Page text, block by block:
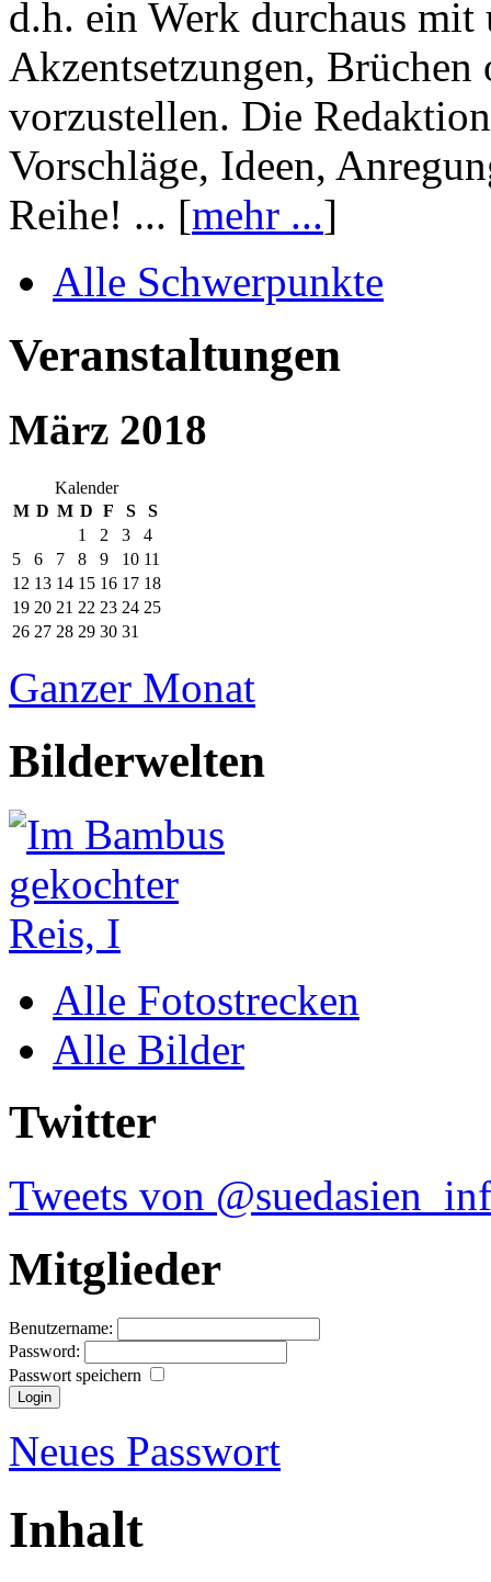
d.h. ein Werk durchaus mit
Akzentsetzungen, Brüchen
vorzustellen. Die
Vorschläge, Ideen,
Reihe! ... [mehr ...]
Alle Schwerpunkte
Veranstaltungen
März 2018
Kalender
M D M D F S
S
1
2 3
4
5
6 7 8 9 10 11
12 13 14 15 16 17 18
19 20 21 22 23 24 25
26 27 28 29 30 31
Ganzer Monat
Bilderwelten
Alle Fotostrecken
Alle Bilder
Twitter
Tweets von
Mitglieder
Benutzername:
Password:
Passwort speichern
Neues Passwort
Inhalt